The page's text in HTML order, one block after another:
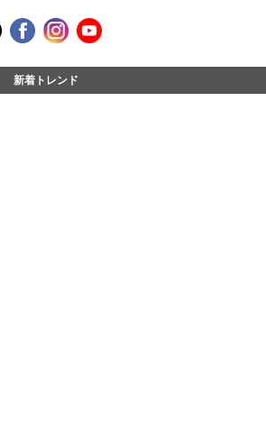
新着トレンド